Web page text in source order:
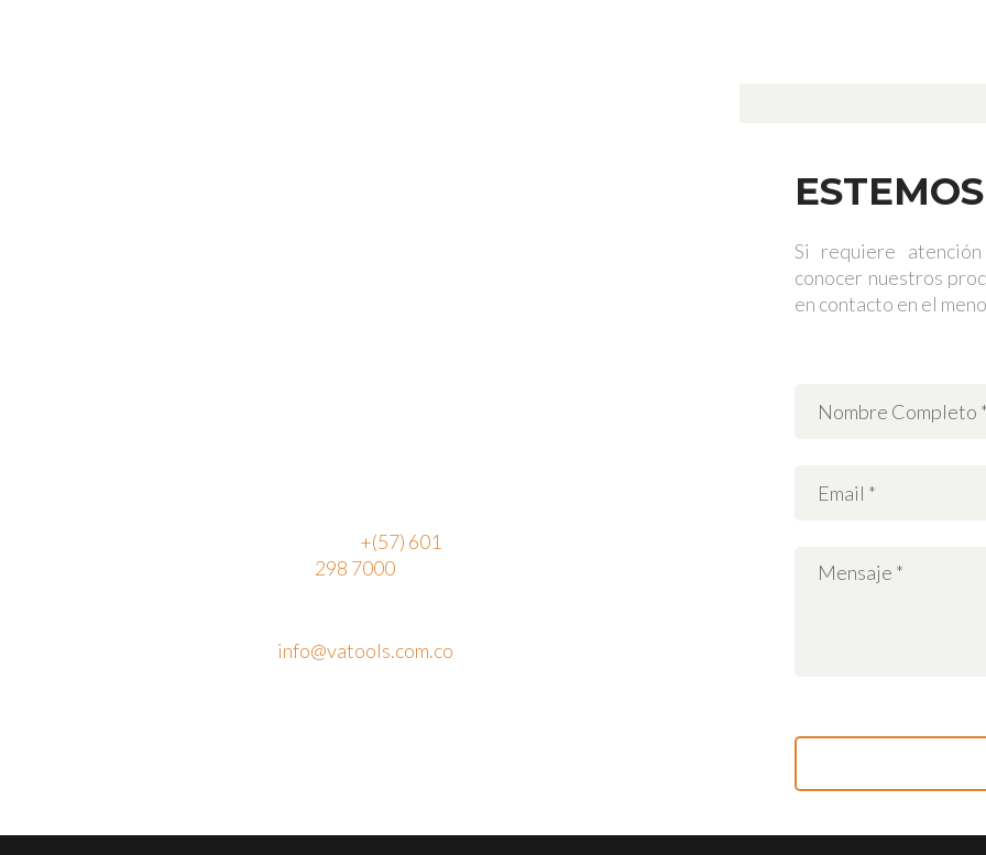
+(57) 601
298 7000
info@vatools.com.co
Si requiere
conocer nuestros
en contacto en el